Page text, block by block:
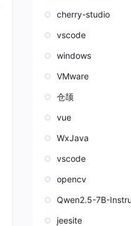
cherry-studio
vscode
windows
VMware
仓颉
vue
WxJava
vscode
opencv
Qwen2.5-7B-
jeesite